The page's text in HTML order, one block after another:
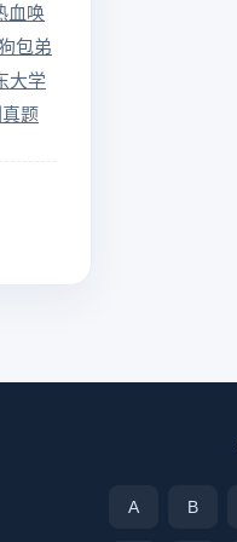
血唤
包弟
大学
题
A B